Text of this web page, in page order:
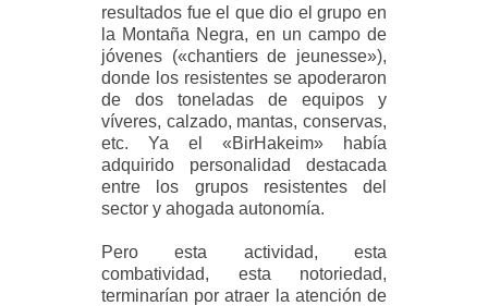
resultados fue el que dio el grupo en
la Montaña Negra, en un campo de
jóvenes («chantiers de jeunesse»),
donde los resistentes se apoderaron
de dos toneladas de equipos y
víveres, calzado, mantas, conservas,
etc. Ya el «BirHakeim» había
adquirido personalidad destacada
entre los grupos resistentes del
sector y ahogada autonomía.
Pero esta actividad, esta
combatividad, esta notoriedad,
terminarían por atraer la atención de